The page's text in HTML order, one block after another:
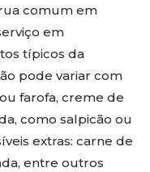
comum em
em
típicos da
pode variar com
farofa, creme de
como salpicão ou
extras: carne de
entre outros